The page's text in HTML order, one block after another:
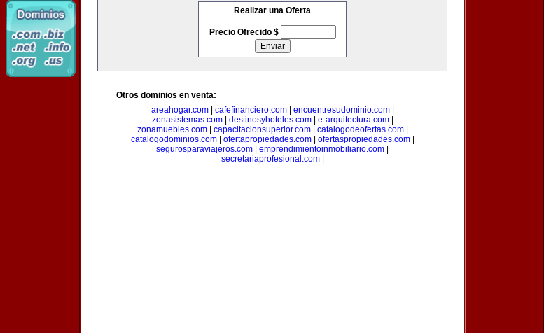
Realizar una Oferta
Precio Ofrecido $
Otros dominios en venta:
areahogar.com| cafefinanciero.com| encuentresudominio.com|
zonasistemas.com| destinosyhoteles.com| e-arquitectura.com|
zonamuebles.com| capacitacionsuperior.com| catalogodeofertas.com|
catalogodominios.com| ofertapropiedades.com| ofertaspropiedades.com|
segurosparaviajeros.com
emprendimientoinmobiliario.com
secretariaprofesional.com|